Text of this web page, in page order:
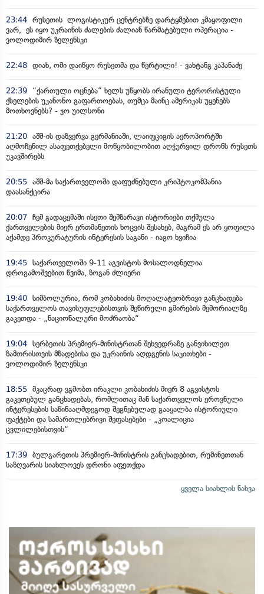
23:44 რუსეთის ლოგისტიკურ ცენტრებზე დარტყმებით კმაყოფილი
ვარ, ეს იყო უკრაინის ძალების ძალიან წარმატებული ოპერაცია -
ვოლოდიმირ ზელენსკი
22:48 დიახ, ომი დაიწყო რუსეთმა და წერტილი! - ვახტანგ კაპანაძე
22:39
“ქართული ოცნება” ხელს უწყობს ირანული ტერორისტული
ქსელების უკანონო გაფართოებას, თუმცა მაინც ამერიკას უყენებს
მოთხოვნებს? - ჯო უილსონი
21:20 აშშ-ის დაზვერვა გერმანიაში, ლაიფციგის აეროპორტში
აღმოჩენილ ასაფეთქებელი მოწყობილობით აღჭურვილ დრონს რუსეთს
უკავშირებს
20:55 აშშ-მა საქართველოში დაფუძნებული კრიპტოკომპანია
დაასანქცირა
20:07 ჩემ გადაცემაში ისეთი შემზარავი ისტორიები თქმულა
ქართველების მიერ ერთმანეთის ხოცვის შესახებ, მაგრამ ეს არ ყოფილა
აქამდე პროკურატურის ინტერესის საგანი - იაგო ხვიჩია
19:45 საქართველოში 9-11 აგვისტოს მოსალოდნელია
დროგამოშვებით წვიმა, ზოგან ძლიერი
19:40 სიმბოლურია, რომ კობახიძის მოღალატეობრივი განცხადება
საქართველოს თავისუფლებისთვის შეწირული გმირების მემორიალზე
გაკეთდა - „ნაციონალური მოძრაობა“
19:04 სერბეთის პრემიერ-მინისტრთან შეხვედრაზე განვიხილეთ
ზამთრისთვის მზადებისა და უკრაინის აღდგენის საკითხები -
ვოლოდიმირ ზელენსკი
18:55 მკაცრად ვგმობთ ირაკლი კობახიძის მიერ 8 აგვისტოს
გაკეთებულ განცხადებას, რომლითაც მან საქართველოს ეროვნული
ინტერესების საწინააღმდეგოდ შეგნებულად გააყალბა ისტორიული
ფაქტები და სამართლებრივი შეფასებები - „კოალიცია
ცვლილებისთვის“
17:39 ბულგარეთის პრემიერ-მინისტრის განცხადებით, რუმინეთთან
საზღვარის სიახლოვეს დრონი აფეთქდა
ყველა სიახლის ნახვა